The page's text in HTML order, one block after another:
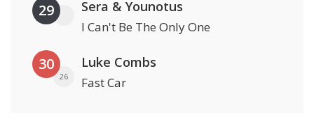
29 Sera & Younotus
I Can't Be The Only One
30
26
Luke Combs
Fast Car